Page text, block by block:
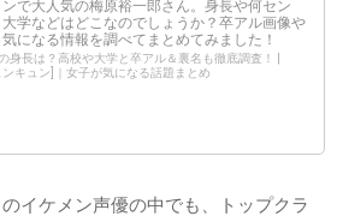
で大人気の梅原裕一郎さん。身長や何セン
学などはどこなのでしょうか？卒アル画像や
になる情報を調べてまとめてみました！
身長は？高校や大学と卒アル＆裏名も徹底調査！ |
キュン]｜女子が気になる話題まとめ
イケメン声優の中でも、トップクラ